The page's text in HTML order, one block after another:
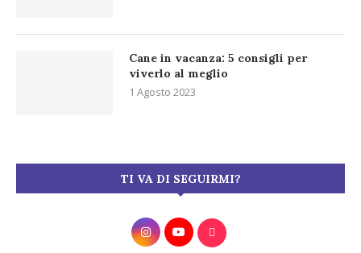
Cane in vacanza: 5 consigli per
viverlo al meglio
1 Agosto 2023
TI VA DI SEGUIRMI?